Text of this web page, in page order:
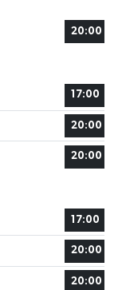
20:00
17:00
20:00
20:00
17:00
20:00
20:00